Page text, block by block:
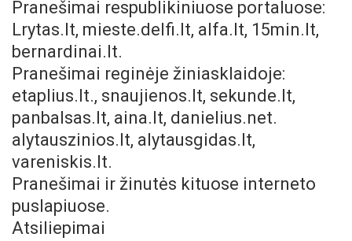
Pranešimai respublikiniuose portaluose:
Lrytas.lt, mieste.delfi.lt, alfa.lt, 15min.lt,
bernardinai.lt.
Pranešimai reginėje žiniasklaidoje:
etaplius.lt., snaujienos.lt, sekunde.lt,
panbalsas.lt, aina.lt, danielius.net.
alytauszinios.lt, alytausgidas.lt,
vareniskis.lt.
Pranešimai ir žinutės kituose interneto
puslapiuose.
Atsiliepimai